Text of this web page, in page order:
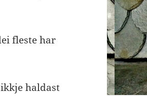
fleste har
haldast